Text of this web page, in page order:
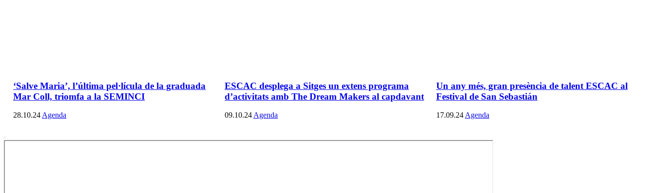
‘Salve Maria’, l’última pel·lícula de la graduada
Mar Coll, triomfa a la SEMINCI
28.10.24 Agenda
ESCAC desplega a Sitges un extens programa
d’activitats amb The Dream Makers al capdavant
09.10.24 Agenda
Un any més, gran presència de talent ESCAC al
Festival de San Sebastián
17.09.24 Agenda